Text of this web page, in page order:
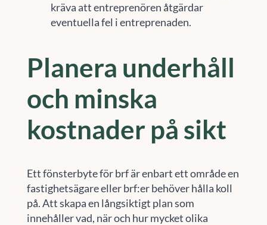
kräva att entreprenören åtgärdar
eventuella fel i entreprenaden.
Planera underhåll
och minska
kostnader på sikt
Ett fönsterbyte för brf är enbart ett område en
fastighetsägare eller brf:er behöver hålla koll
på. Att skapa en långsiktigt plan som
innehåller vad, när och hur mycket olika